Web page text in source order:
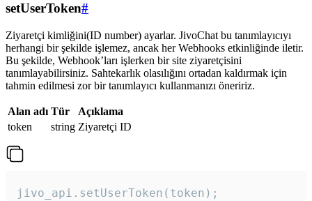
setUserToken#
Ziyaretçi kimliğini(ID number) ayarlar. JivoChat bu tanımlayıcıyı
herhangi bir şekilde işlemez, ancak her Webhooks etkinliğinde iletir.
Bu şekilde, Webhook’ları işlerken bir site ziyaretçisini
tanımlayabilirsiniz. Sahtekarlık olasılığını ortadan kaldırmak için
tahmin edilmesi zor bir tanımlayıcı kullanmanızı öneririz.
Alan adı Tür
Açıklama
token
string Ziyaretçi ID
jivo_api.setUserToken(token);